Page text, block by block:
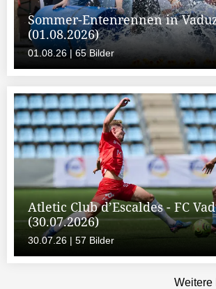
Sommer-Entenrennen in
(01.08.2026)
01.08.26 | 65 Bilder
Atletic Club d’Escaldes - FC
(30.07.2026)
30.07.26 | 57 Bilder
Weitere